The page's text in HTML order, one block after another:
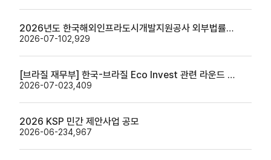
2026년도 한국해외인프라도시개발지원공사 외부법률자문위원 공개모집 안내
2026-07-102,929
[브라질 재무부] 한국-브라질 Eco Invest 관련 라운드 테이블 안내
2026-07-023,409
2026 KSP 민간 제안사업 공모
2026-06-234,967